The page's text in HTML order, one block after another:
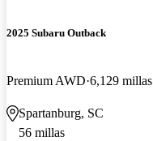
2025 Subaru Outback
Premium AWD 6,129 millas
Spartanburg, SC
56 millas